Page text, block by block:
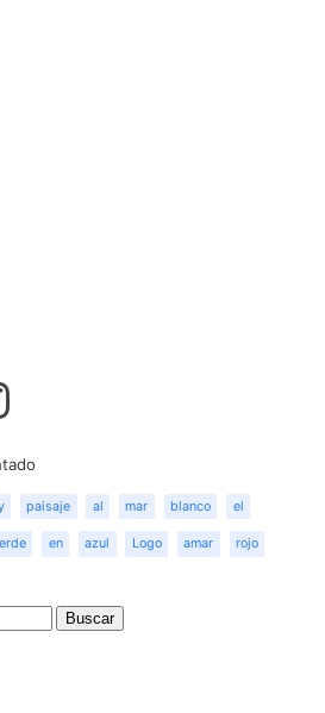
paisaje al mar blanco el
en azul Logo amar rojo